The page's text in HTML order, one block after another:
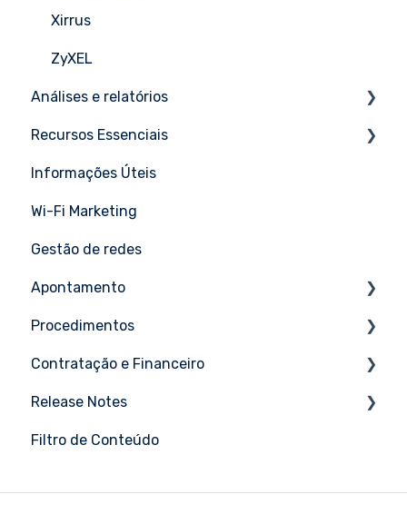
Xirrus
ZyXEL
Análises e relatórios
Tutoriais
Recursos Essenciais
Tutoriais
Informações Úteis
Wi-Fi Marketing
Gestão de redes
Apontamento
Tutoriais
Procedimentos
Tutoriais
Contratação e Financeiro
Tutoriais
Release Notes
Maio 2026
Filtro de Conteúdo